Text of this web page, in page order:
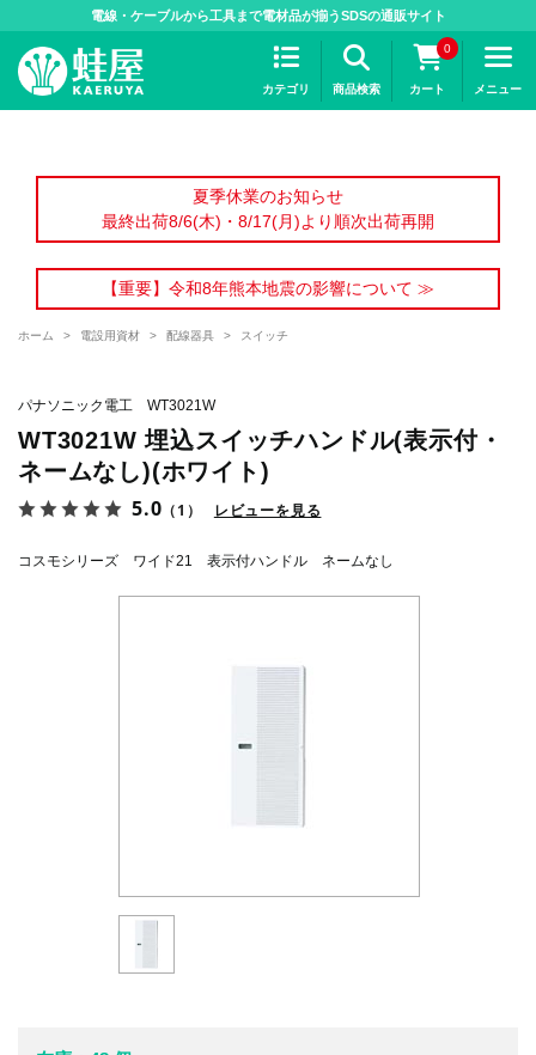
電線・ケーブルから工具まで電材品が揃うSDSの通販サイト
カテゴリ 商品検索
0
カート メニュー
夏季休業のお知らせ
最終出荷8/6(木)・8/17(月)より順次出荷再開
【重要】令和8年熊本地震の影響について ≫
ホーム > 電設用資材 > 配線器具 > スイッチ
パナソニック電工 WT3021W
WT3021W 埋込スイッチハンドル(表示付・
ネームなし)(ホワイト)
5.0 （1） レビューを見る
コスモシリーズ ワイド21 表示付ハンドル ネームなし